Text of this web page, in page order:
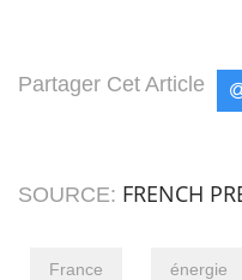
Partager Cet Article
SOURCE: FRENCH
France énergie